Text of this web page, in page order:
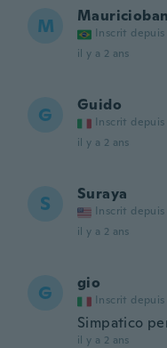
M Inscrit depuis
il y a 2 ans
G Guido
Inscrit depuis
il y a 2 ans
S Suraya
Inscrit depuis
il y a 2 ans
G gio
Inscrit depuis
Simpatico
il y a 2 ans